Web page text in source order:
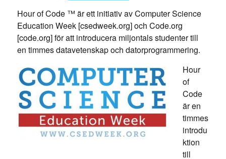
Hour of Code ™ är ett initiativ av Computer Science
Education Week [csedweek.org] och Code.org
[code.org] för att introducera miljontals studenter till
en timmes datavetenskap och datorprogrammering.
Hour
of
Code
är en
timmes
introdu
ktion
till